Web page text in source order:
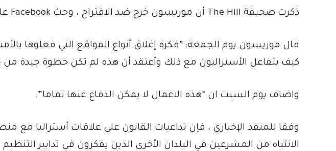
ذكرت صحيفة The Hill أن موريسون خرج ضد الاقتراح ، وحث Facebook على التراجع عن قرارها.
قال موريسون يوم الجمعة: “فكرة إغلاق أنواع المواقع التي فعلوها
كيف يتفاعل الأستراليون مع ذلك وأعتقد أن هذه لم تكن خطوة جيدة من
واضاف يوم السبت ان “هذه الاعمال لا يمكن الدفاع عنها تماما”.
وفقا للمنفذ الإخباري ، فإن تداعيات القانون على علاقات أستراليا مع
الانتباه من المشرعين في البلدان الأخرى الذين يفكرون في تدابير